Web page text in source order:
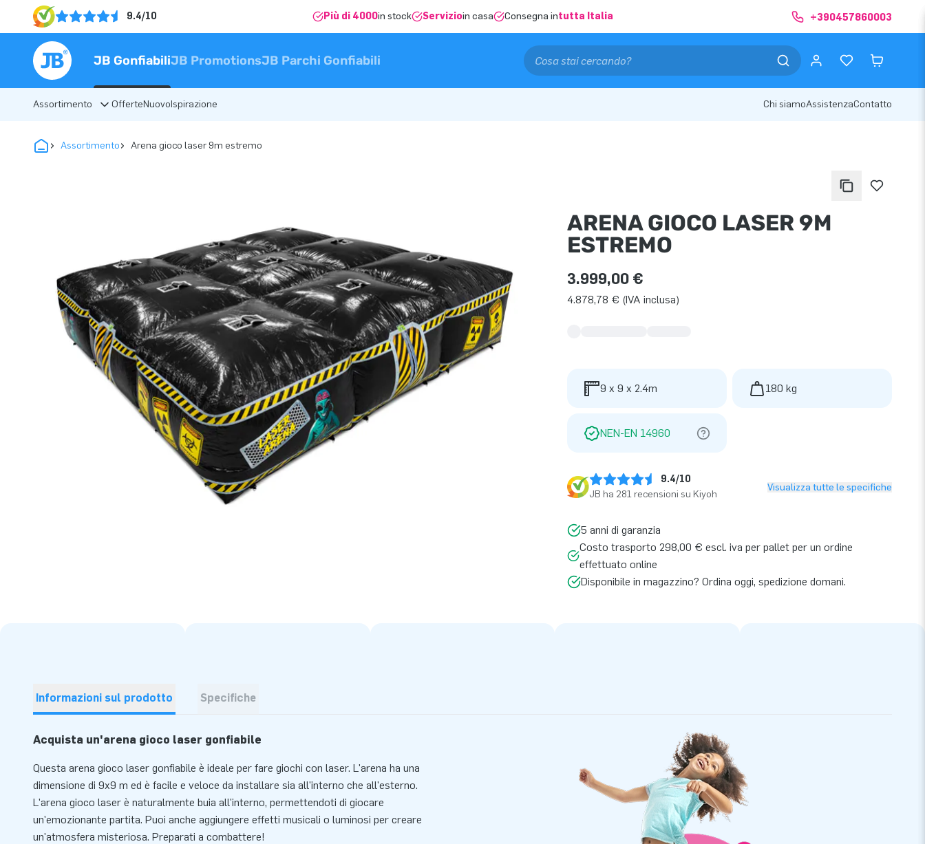
9.4/10 Più di 4000in stock Servizioin casa Consegna intutta Italia +390457860003
JB GonfiabiliJB PromotionsJB Parchi Gonfiabili
Assortimento OfferteNuovoIspirazione Chi siamoAssistenzaContatto
Assortimento Arena gioco laser 9m estremo
ARENA GIOCO LASER 9M
ESTREMO
3.999,00 €
4.878,78 € (IVA inclusa)
9 x 9 x 2.4m 180 kg
NEN-EN 14960
9.4/10
JB ha 281 recensioni su Kiyoh
Visualizza tutte le specifiche
5 anni di garanzia
Costo trasporto 298,00 € escl. iva per pallet per un ordine
effettuato online
Disponibile in magazzino? Ordina oggi, spedizione domani.
Informazioni sul prodotto Specifiche
Acquista un'arena gioco laser gonfiabile
Questa arena gioco laser gonfiabile è ideale per fare giochi con laser. L'arena ha una
dimensione di 9x9 m ed è facile e veloce da installare sia all'interno che all'esterno.
L'arena gioco laser è naturalmente buia all'interno, permettendoti di giocare
un'emozionante partita. Puoi anche aggiungere effetti musicali o luminosi per creare
un'atmosfera misteriosa. Preparati a combattere!